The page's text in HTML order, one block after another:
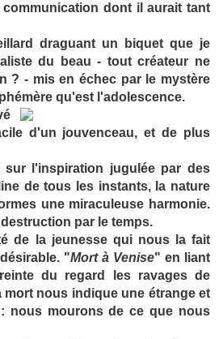
dont il aurait tant
draguant un biquet que je
du beau - tout créateur ne
? - mis en échec par le mystère
qu'est l'adolescence.
d'un jouvenceau, et de plus
l'inspiration jugulée par des
de tous les instants, la nature
une miraculeuse harmonie.
par le temps.
de la jeunesse qui nous la fait
"Mort à Venise" en liant
du regard les ravages de
mort nous indique une étrange et
nous mourons de ce que nous